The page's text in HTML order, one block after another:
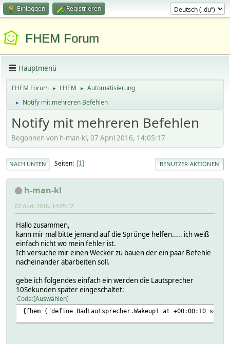
Einloggen Registrieren
FHEM Forum
Hauptmenü
FHEM Forum ► FHEM ► Automatisierung
► Notify mit mehreren Befehlen
Notify mit mehreren Befehlen
Begonnen von h-man-kl, 07 April 2016, 14:05:17
NACH UNTEN Seiten 1 BENUTZER-AKTIONEN
h-man-kl
07 April 2016, 14:05:17
Hallo zusammen,
kann mir mal bitte jemand auf die Sprünge helfen..... ich weiß
einfach nicht wo mein fehler ist.
Ich versuche mir einen Wecker zu bauen der ein paar Befehle
nacheinander abarbeiten soll.
gebe ich folgendes einfach ein werden die Lautsprecher
10Sekunden später eingeschaltet:
Code Auswählen
{fhem ("define BadLautsprecher.Wakeup1 at +00:00:10 set